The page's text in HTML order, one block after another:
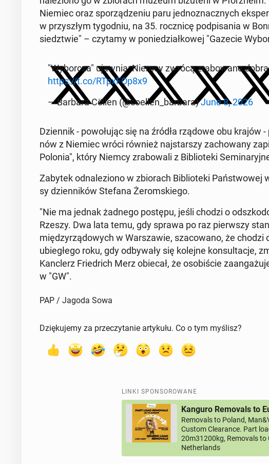
Niemiec oraz spo­rzą­dze­niu paru jed­no­znacz­nych
w przy­szłym ty­go­dniu, na 35. rocz­ni­cę pod­pi­sa­nia w
siedz­twie" – czytamy w po­nie­dział­ko­wej "Gazecie
"Wy­bor­cza" ujawnia: Niemcy zwrócą zra­bo­wa­ne
https://t.co/RTpxFOp8x9
— Barbara Cöllen (@coellen_barbara)June 8, 2026
Dzien­nik - po­wo­łu­jąc się na źródła rządowe obu
nów z Niemiec wróci również naj­star­szy za­cho­wa­ny
Polonia", który Niemcy zra­bo­wa­li z Bi­blio­te­ki
Zabytek od­na­le­zio­no w zbio­rach Bi­blio­te­ki Pań­stwo­wej
sy dzien­ni­ków Stefana Że­rom­skie­go.
"Nie ma jednak żadnego postępu, jeśli chodzi o
Rzeszy. Dwa lata temu, gdy sprawa po raz pierw­szy
mię­dzy­rzą­do­wych w War­sza­wie, sza­co­wa­no, że chodzi
ubie­głe­go roku, gdy od­by­wa­ły się kolejne kon­sul­ta­cje,
Kanc­lerz Frie­drich Merz obiecał, że oso­bi­ście
w "GW".
PAP / Jagoda Sowa
Dziękujemy za przeczytanie artykułu. Co o tym myślisz?
LINKI SPONSOROWANE
Kanguro Removals to
Removals to Poland,
Custom Clearance. Part
20m31200kg, Removals to
Netherlands